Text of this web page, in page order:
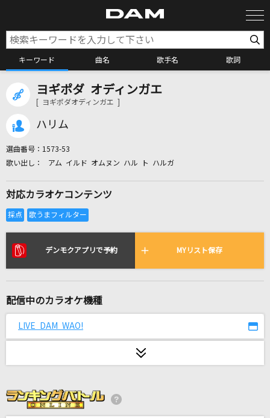
キーワード 曲名 歌手名 歌詞
カラオケ検索
リアルタイムで歌われている曲の一覧
[生音]嘘
トドメの一撃 feat. Cory Wong
[生音]さよならエレジー
ヨギポダ オディンガエ
[ ヨギポダオディンガエ ]
ハリム
選曲番号： 1573-53
アム イルド オムヌン ハル ト ハルガ
対応カラオケコンテンツ
デンモクアプリで予約 MYリスト保存
配信中のカラオケ機種
LIVE DAM WAO!